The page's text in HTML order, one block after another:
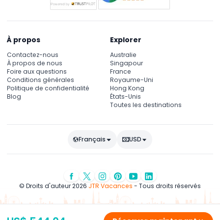
À propos
Contactez-nous
À propos de nous
Foire aux questions
Conditions générales
Politique de confidentialité
Blog
Explorer
Australie
Singapour
France
Royaume-Uni
Hong Kong
États-Unis
Toutes les destinations
Français USD
© Droits d'auteur 2026 JTR Vacances - Tous droits réservés